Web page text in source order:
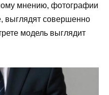
мнению, фотографии
выглядят совершенно
модель выглядит